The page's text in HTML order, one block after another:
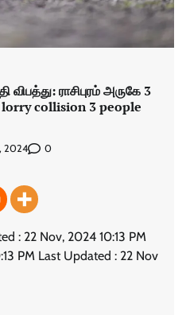
விபத்து: ராசிபுரம் அருகே 3
lorry collision 3 people
2024 0
: 22 Nov, 2024 10:13 PM
PM Last Updated : 22 Nov